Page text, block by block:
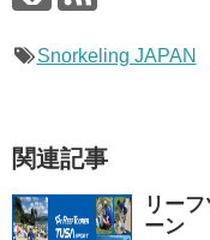
Snorkeling JAPAN
関連記事
リー
ーン